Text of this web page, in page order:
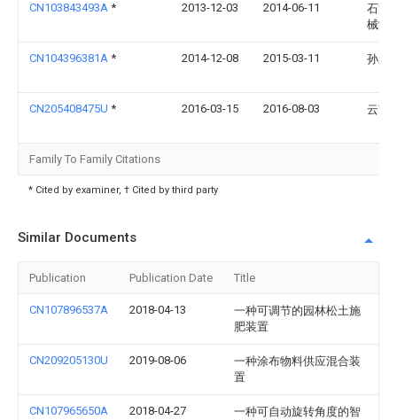
CN103843493A * 2013-12-03 2014-06-11
石河
械制
CN104396381A * 2014-12-08 2015-03-11 孙永
CN205408475U * 2016-03-15 2016-08-03 云南
Family To Family Citations
* Cited by examiner, † Cited by third party
Similar Documents
Publication Publication Date Title
CN107896537A 2018-04-13
一种可调节的园林松土施
肥装置
CN209205130U 2019-08-06
一种涂布物料供应混合装
置
CN107965650A 2018-04-27
一种可自动旋转角度的智